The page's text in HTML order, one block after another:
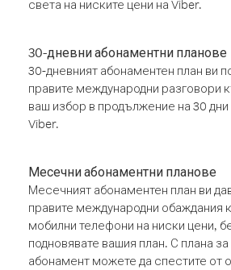
света на ниските цени на Viber.
30-дневни абонаментни планове
30-дневният абонаментен план ви
правите международни разговори
ваш избор в продължение на 30 дни
Viber.
Месечни абонаментни планове
Месечният абонаментен план ви
правите международни обаждания
мобилни телефони на ниски цени,
подновявате вашия план. С плана
абонамент можете да спестите от